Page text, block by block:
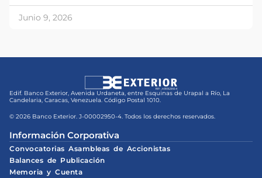
Junio 9, 2026
Edif. Banco Exterior, Avenida Urdaneta, entre Esquinas de Urapal a Río, La
Candelaria, Caracas, Venezuela. Código Postal 1010.
© 2026 Banco Exterior. J-00002950-4. Todos los derechos reservados.
Información Corporativa
Convocatorias Asambleas de Accionistas
Balances de Publicación
Memoria y Cuenta